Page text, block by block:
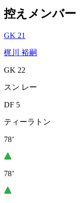
控えメンバー
GK 21
梶川 裕嗣
GK 22
スン レー
DF 5
ティーラトン
78’
78’